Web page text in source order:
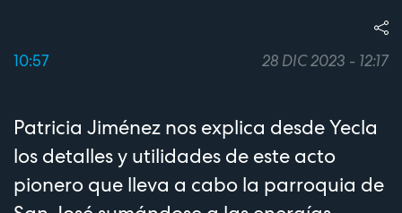
10:57 28 DIC 2023 - 12:17
Patricia Jiménez nos explica desde Yecla
los detalles y utilidades de este acto
pionero que lleva a cabo la parroquia de